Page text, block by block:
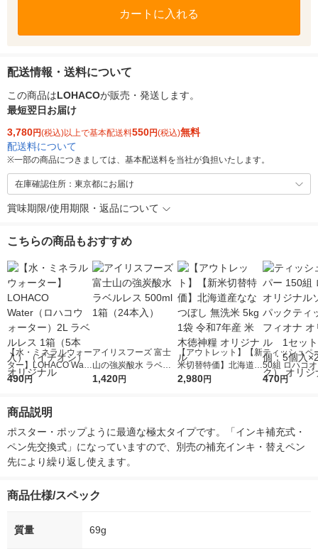
カートに入れる
配送情報・送料について
この商品はLOHACOが販売・発送します。
最短翌日お届け
3,780円(税込)以上で基本配送料550円(税込)無料
配送料について
※一部の商品につきましては、基本配送料を当社が負担いたします。
在庫確認住所：東京都にお届け
賞味期限/使用期限・返品について
こちらの商品もおすすめ
【水・ミネラルウォー
ター】LOHACO Wate
r（ロハコウォータ
シ） オリジナル
490円
アイリスフーズ 富士
山の強炭酸水 ラベル
レス 500ml 1箱（24
1,420円
【アウトレット】【新
米切替特価】北海道産
ななつぼし 無洗米 5k
2,980円
ティッシュペ
50組 ロハコ
ルソフトパッ
オリジナル
470円
商品説明
ポスター・ポップように最適な極太タイプです。「インキ補充式・
ペン先交換式」になっていますので、別売の補充インキ・替えペン
先により繰り返し使えます。
商品仕様/スペック
質量 69g